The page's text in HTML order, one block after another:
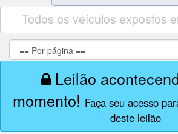
Todos os veículos expostos
Leilão
momento! Faça seu acesso
deste leilão